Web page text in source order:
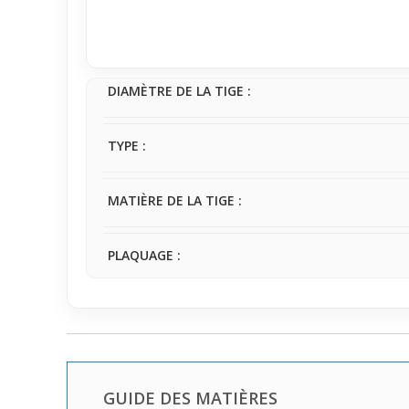
parfaitement à une utilisation régulière,
DIAMÈTRE DE LA TIGE :
TYPE :
MATIÈRE DE LA TIGE :
PLAQUAGE :
GUIDE DES MATIÈRES